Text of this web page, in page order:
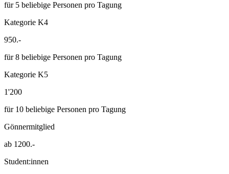
für 5 beliebige Personen pro Tagung
Kategorie K4
950.-
für 8 beliebige Personen pro Tagung
Kategorie K5
1'200
für 10 beliebige Personen pro Tagung
Gönnermitglied
ab 1200.-
Student:innen